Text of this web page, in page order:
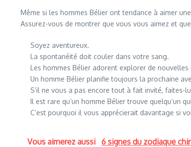
Même si les hommes Bélier ont tendance à aimer
Assurez-vous de montrer que vous vous aimez et
Soyez aventureux.
La spontanéité doit couler dans votre sang.
Les hommes Bélier adorent explorer de nouvelles
Un homme Bélier planifie toujours la prochaine
S’il ne vous a pas encore tout à fait invité, faites-
Il est rare qu’un homme Bélier trouve quelqu’un
C’est pourquoi il vous apprécierait davantage si
Vous aimerez aussi 6 signes du zodiaque